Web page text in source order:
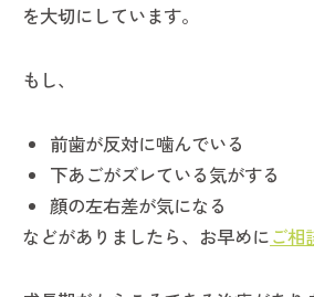
を大切にしています。
もし、
前歯が反対に噛んでいる
下あごがズレている気がする
顔の左右差が気になる
などがありましたら、お早めにご相